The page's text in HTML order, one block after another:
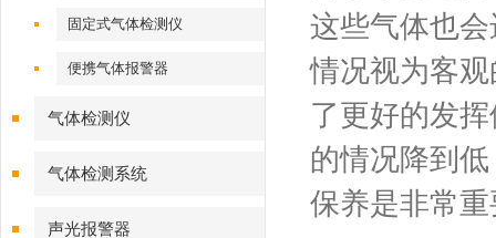
固定式气体检测仪
便携气体报警器
气体检测仪
气体检测系统
声光报警器
这些气体也
情况视为客
了更好的发
的情况降到
保养是非常